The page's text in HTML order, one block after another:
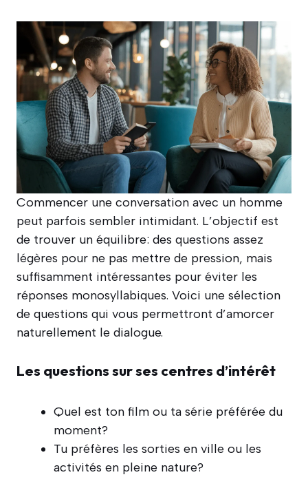
Commencer une conversation avec un homme
peut parfois sembler intimidant. L’objectif est
de trouver un équilibre: des questions assez
légères pour ne pas mettre de pression, mais
suffisamment intéressantes pour éviter les
réponses monosyllabiques. Voici une sélection
de questions qui vous permettront d’amorcer
naturellement le dialogue.
Les questions sur ses centres d’intérêt
Quel est ton film ou ta série préférée du
moment?
Tu préfères les sorties en ville ou les
activités en pleine nature?